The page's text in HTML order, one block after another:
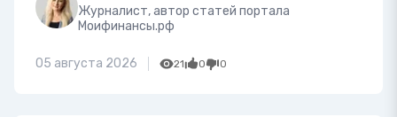
Журналист, автор статей портала
Моифинансы.рф
05 августа 2026 21 0 0